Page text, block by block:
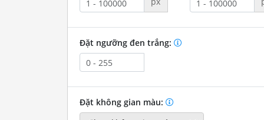
Đặt ngưỡng đen trắng:
Đặt không gian màu: